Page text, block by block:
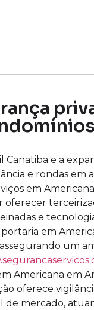
Canatiba e a
e rondas em
em
e
em
um
Americana em
oferece
mercado,